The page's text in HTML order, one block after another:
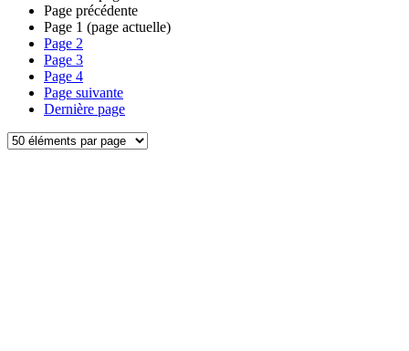
Page précédente
Page 1 (page actuelle)
Page 2
Page 3
Page 4
Page suivante
Dernière page